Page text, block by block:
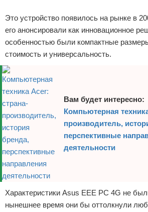
Это устройство появилось на рынке в
его анонсировали как инновационное
особенностью были компактные
стоимость и универсальность.
Вам будет интересно:
Компьютерная
производитель,
перспективные
деятельности
Характеристики Asus EEE PC 4G не
нынешнее время они бы оттолкнули